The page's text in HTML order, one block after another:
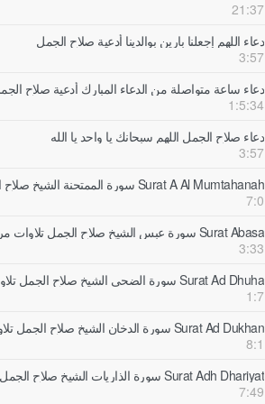
21:37
دعاء اللهم إجعلنا بارين بوالدينا أدعية صلاح الجمل
3:57
دعاء ساعة متواصلة من الدعاء المبارك أدعية صلاح
1:5:34
دعاء صلاح الجمل اللهم سبحانك يا واحد يا الله
3:57
Surat A Al Mumtahanah سورة الممتحنة الشيخ صلاح الجمل تلاوات مرتلة
7:0
Surat Abasa سورة عبس الشيخ صلاح الجمل تلاوات مرتلة
3:33
Surat Ad Dhuha سورة الضحى الشيخ صلاح الجمل تلاوات مرتلة
1:7
Surat Ad Dukhan سورة الدخان الشيخ صلاح الجمل تلاوات مرتلة
8:1
Surat Adh Dhariyat سورة الذاريات الشيخ صلاح الجمل تلاوات مرتلة
7:49